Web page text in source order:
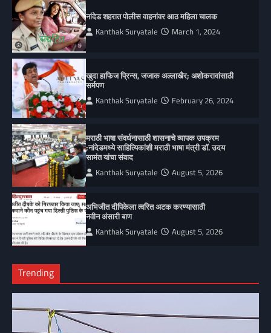
नांदेड शहरात पोलीस वाहनांवर आठ महिला चालक
Kanthak Suryatale March 1, 2024
खुदा हाफिज प्रिन्स, जजाक अल्लाखैर; अशोकरावांसाठी
सर्मपण
Kanthak Suryatale February 26, 2024
मराठी भाषा संवर्धनासाठी शासनाचे व्यापक उपक्रम
;नांदेडमध्ये साहित्यिकांशी मराठी भाषा मंत्री डॉ. उदय
सामंत यांचा संवाद
Kanthak Suryatale August 5, 2026
अभिजीत दीपिकेला त्वरित अटक करण्यासाठी
नवीन अंसारी बाण
Kanthak Suryatale August 5, 2026
Trending